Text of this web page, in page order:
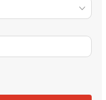
Mercedes-Benz
Opel